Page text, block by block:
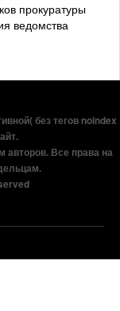
прокуратуры
ведомства
без тегов noindex
авторов. Все права на